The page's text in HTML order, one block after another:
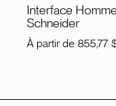
Interface
Schneider
À partir de 855,77